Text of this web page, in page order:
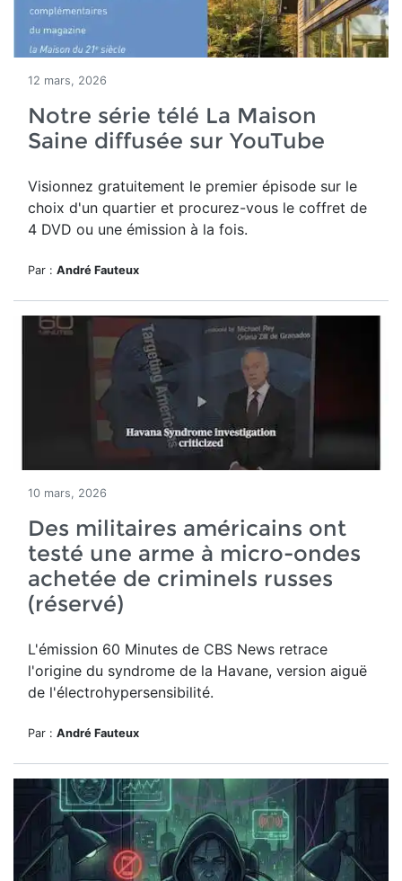
12 mars, 2026
Notre série télé La Maison
Saine diffusée sur YouTube
Visionnez gratuitement le premier épisode sur le
choix d'un quartier et procurez-vous le coffret de
4 DVD ou une émission à la fois.
Par : André Fauteux
10 mars, 2026
Des militaires américains ont
testé une arme à micro-ondes
achetée de criminels russes
(réservé)
L'émission 60 Minutes de CBS News retrace
l'origine du syndrome de la Havane, version aiguë
de l'électrohypersensibilité.
Par : André Fauteux